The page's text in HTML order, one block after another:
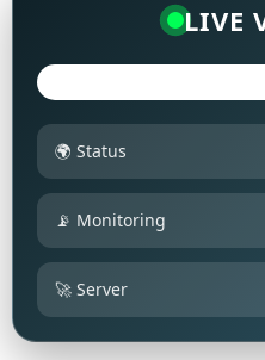
LIVE
🌍 Status
📡 Monitoring
🚀 Server